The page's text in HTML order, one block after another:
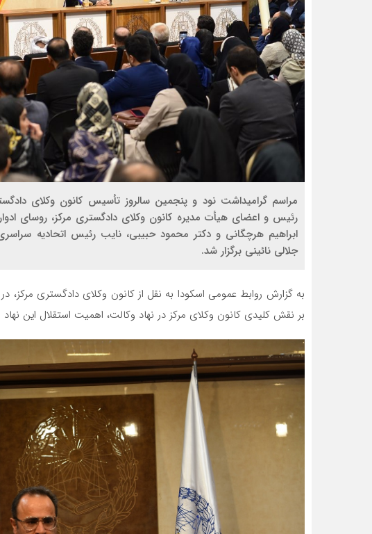
رئیس و اعضای هیأت مدیره کانون وکلای دادگستری مرکز، روسای
ابراهیم هرچگانی و دکتر محمود حبیبی، نایب رئیس اتحادیه
جلالی نائینی برگزار شد.
به گزارش روابط عمومی اسکودا به نقل از کانون وکلای دادگستری مرکز،
بر نقش کلیدی کانون وکلای مرکز در نهاد وکالت، اهمیت استقلال این